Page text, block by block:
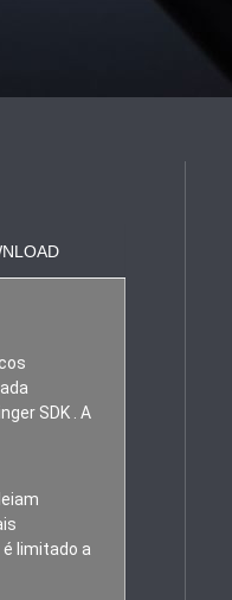
SDK . A
limitado a